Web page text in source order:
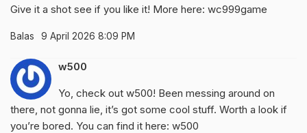
Give it a shot see if you like it! More here: wc999game
Balas 9 April 2026 8:09 PM
w500
Yo, check out w500! Been messing around on
there, not gonna lie, it’s got some cool stuff. Worth a look if
you’re bored. You can find it here: w500